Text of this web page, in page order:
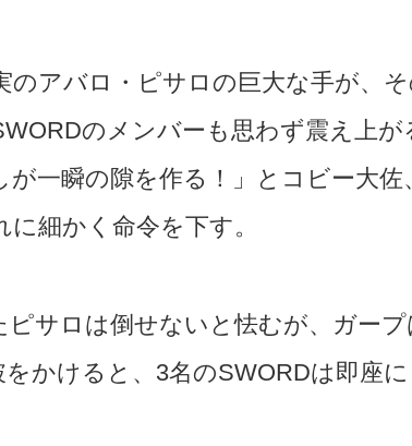
のアバロ・ピサロの巨大な手が、
のメンバーも思わず震え上が
一瞬の隙を作る！」とコビー大
細かく命令を下す。
ピサロは倒せないと怯むが、ガー
かけると、3名のSWORDは即座